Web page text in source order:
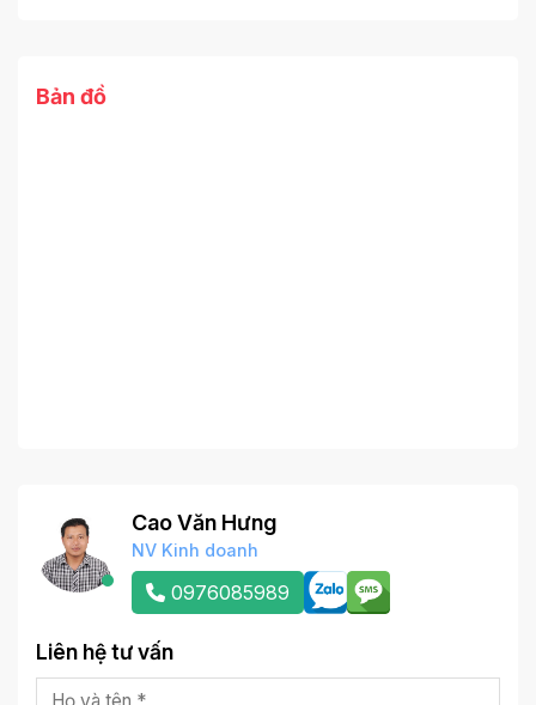
Bản đồ
Cao Văn Hưng
NV Kinh doanh
0976085989
Liên hệ tư vấn